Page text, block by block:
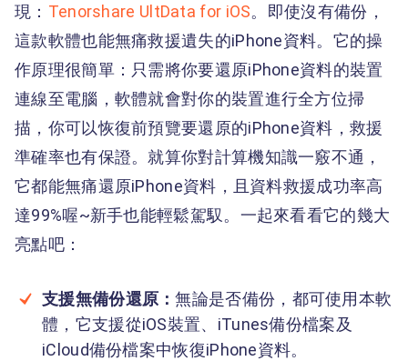
現： Tenorshare UltData for iOS。即使沒有備份，
這款軟體也能無痛救援遺失的iPhone資料。它的操
作原理很簡單：只需將你要還原iPhone資料的裝置
連線至電腦，軟體就會對你的裝置進行全方位掃
描，你可以恢復前預覽要還原的iPhone資料，救援
準確率也有保證。就算你對計算機知識一竅不通，
它都能無痛還原iPhone資料，且資料救援成功率高
達99%喔~新手也能輕鬆駕馭。一起來看看它的幾大
亮點吧：
支援無備份還原：無論是否備份，都可使用本軟
體，它支援從iOS裝置、iTunes備份檔案及
iCloud備份檔案中恢復iPhone資料。